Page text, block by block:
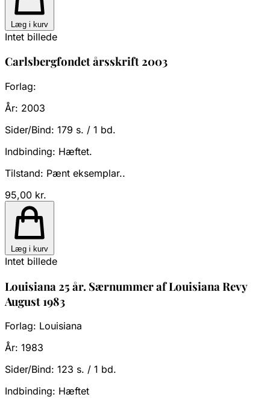
Læg i kurv
Intet billede
Carlsbergfondet årsskrift 2003
Forlag:
År: 2003
Sider/Bind: 179 s. / 1 bd.
Indbinding: Hæftet.
Tilstand: Pænt eksemplar..
95,00 kr.
Læg i kurv
Intet billede
Louisiana 25 år. Særnummer af Louisiana Revy
August 1983
Forlag: Louisiana
År: 1983
Sider/Bind: 123 s. / 1 bd.
Indbinding: Hæftet